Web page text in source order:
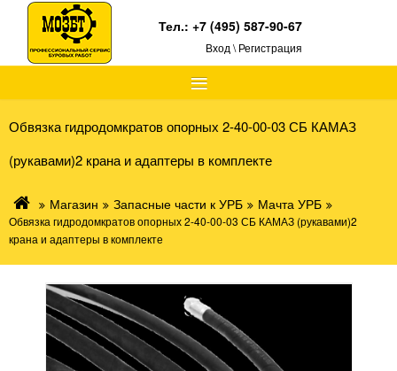
≡
Тел.:+7 (495) 587-90-67
Вход \ Регистрация
Обвязка гидродомкратов опорных 2-40-00-03 СБ КАМАЗ
(рукавами)2 крана и адаптеры в комплекте
Магазин Запасные части к УРБ Мачта УРБ
Обвязка гидродомкратов опорных 2-40-00-03 СБ КАМАЗ (рукавами)2
крана и адаптеры в комплекте